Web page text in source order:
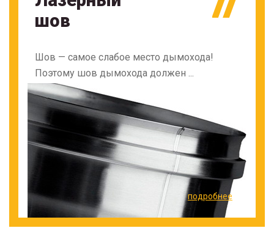
шов
Шов — самое слабое место дымохода!
Поэтому шов дымохода должен ...
подробнее